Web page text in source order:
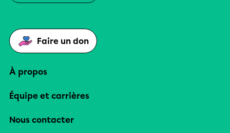
Faire un don
À propos
Équipe et carrières
Nous contacter